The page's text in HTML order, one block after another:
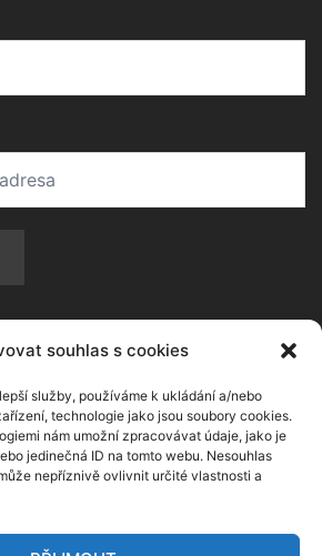
souhlas s cookies
služby, používáme k ukládání a/nebo
technologie jako jsou soubory cookies.
nám umožní zpracovávat údaje, jako je
jedinečná ID na tomto webu. Nesouhlas
nepříznivě ovlivnit určité vlastnosti a